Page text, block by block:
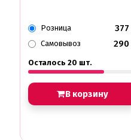
Розница 377
Самовывоз 290
Осталось 20 шт.
В корзину